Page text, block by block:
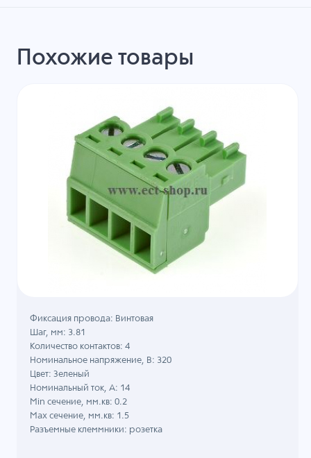
Похожие товары
Фиксация провода: Винтовая
Шаг, мм: 3.81
Количество контактов: 4
Номинальное напряжение, B: 320
Цвет: Зеленый
Номинальный ток, А: 14
Min сечение, мм.кв: 0.2
Max сечение, мм.кв: 1.5
Разъемные клеммники: розетка